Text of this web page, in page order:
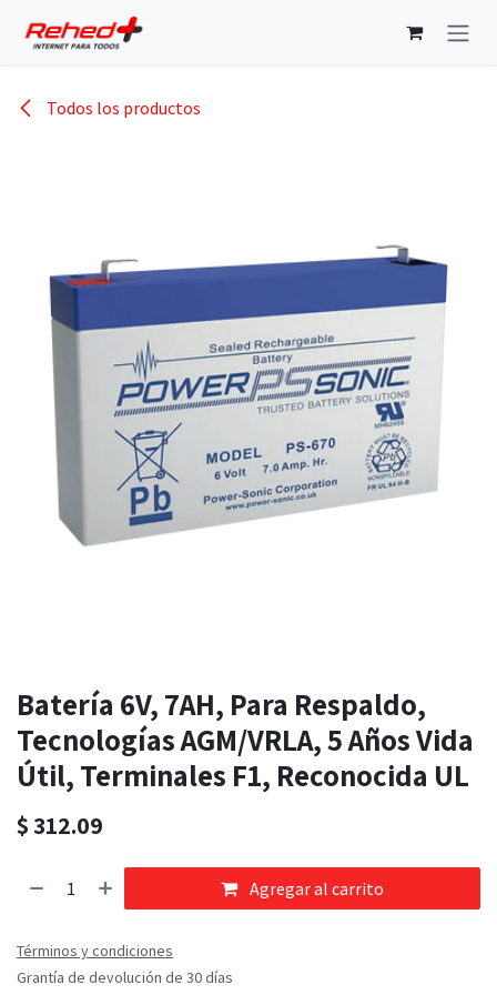
Todos los productos
Batería 6V, 7AH, Para Respaldo,
Tecnologías AGM/VRLA, 5 Años Vida
Útil, Terminales F1, Reconocida UL
$312.09
Agregar al carrito
Términos y condiciones
Grantía de devolución de 30 días